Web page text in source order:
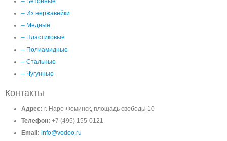
– Из нержавейки
– Медные
– Пластиковые
– Полиамидные
– Стальные
– Чугунные
Контакты
Адрес: г. Наро-Фоминск, площадь свободы 10
Телефон: +7 (495) 155-0121
Email: info@vodoo.ru